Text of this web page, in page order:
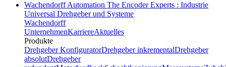
Wachendorff Automation The Encoder Experts : Industrie
Universal Drehgeber und Systeme
Wachendorff
UnternehmenKarriereAktuelles
Produkte
Drehgeber KonfiguratorDrehgeber inkrementalDrehgeber
absolutDrehgeber